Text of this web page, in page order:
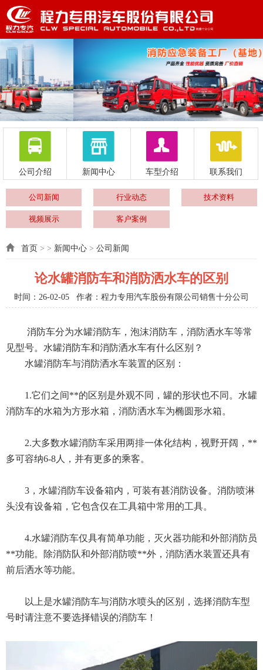
公司介绍 新闻中心 车型介绍 联系我们
公司新闻 行业动态 技术资料
视频展示 客户案例
首页 > > 新闻中心 > 公司新闻
论水罐消防车和消防洒水车的区别
时间：26-02-05 作者：程力专用汽车股份有限公司销售十分公司
消防车分为水罐消防车，泡沫消防车，消防洒水车等常
见型号。水罐消防车和消防洒水车有什么区别？
水罐消防车与消防洒水车装置的区别：
1.它们之间**的区别是外观不同，罐的形状也不同。水罐
消防车的水箱为方形水箱，消防洒水车为椭圆形水箱。
2.大多数水罐消防车采用两排一体化结构，视野开阔，**
多可容纳6-8人，并有更多的乘客。
3，水罐消防车设备箱内，可装有甚消防设备。消防喷淋
头没有设备箱，它包含仅在工具箱中常用的工具。
4.水罐消防车仅具有简单功能，灭火器功能和外部消防员
**功能。除消防队和外部消防喷**外，消防洒水装置还具有
前后洒水等功能。
以上是水罐消防车与消防水喷头的区别，选择消防车型
号时请注意不要选择错误的消防车！